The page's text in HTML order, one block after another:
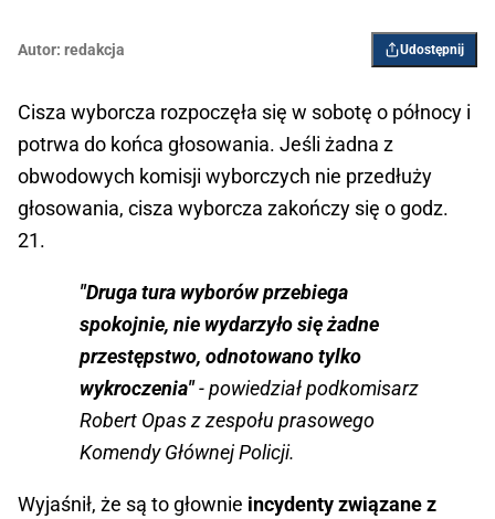
Autor: redakcja Udostępnij
Cisza wyborcza rozpoczęła się w sobotę o północy i
potrwa do końca głosowania. Jeśli żadna z
obwodowych komisji wyborczych nie przedłuży
głosowania, cisza wyborcza zakończy się o godz.
21.
"Druga tura wyborów przebiega
spokojnie, nie wydarzyło się żadne
przestępstwo, odnotowano tylko
wykroczenia"- powiedział podkomisarz
Robert Opas z zespołu prasowego
Komendy Głównej Policji.
Wyjaśnił, że są to głownie incydenty związane z